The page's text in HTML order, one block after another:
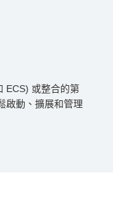
ECS) 或整合的第
啟動、擴展和管理